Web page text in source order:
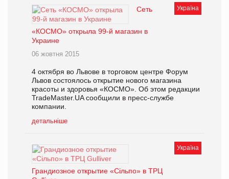
Україна
Сеть
«КОСМО» открыла 99-й магазин в
Украине
06 жовтня 2015
4 октября во Львове в торговом центре Форум
Львов состоялось открытие нового магазина
красоты и здоровья «КОСМО». Об этом редакции
TradeMaster.UA сообщили в пресс-службе
компании.
детальніше
Україна
Грандиозное открытие «Сільпо» в ТРЦ